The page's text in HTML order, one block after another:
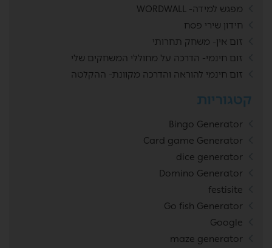
מפגש למידה- WORDWALL
חידון שירי פסח
זום אין- משחק תחרותי
זום חינמי- הדרכה על מחוללי המשחקים שלי
זום חינמי להוראה והדרכה מקוונת- ההקלטה
קטגוריות
Bingo Generator
Card game Generator
dice generator
Domino Generator
festisite
Go fish Generator
Google
maze generator